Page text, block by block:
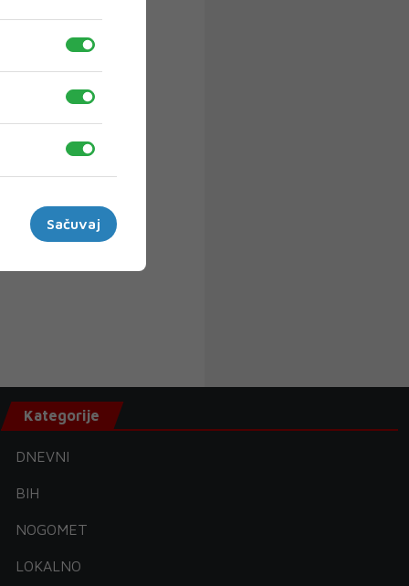
Sačuvaj
Kategorije
DNEVNI
BIH
NOGOMET
LOKALNO